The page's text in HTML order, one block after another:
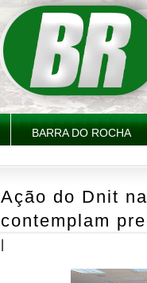
BARRA DO ROCHA
Ação do Dnit
contemplam